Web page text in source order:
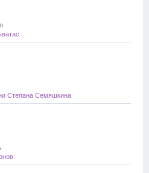
Степана Семяшкина